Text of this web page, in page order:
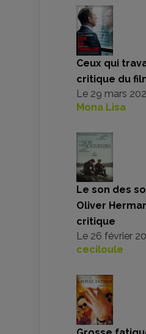
Ceux qui
critique du
Le 29 mars
Mona Lisa
Le son des
Oliver
critique
Le 26 février
ceciloule